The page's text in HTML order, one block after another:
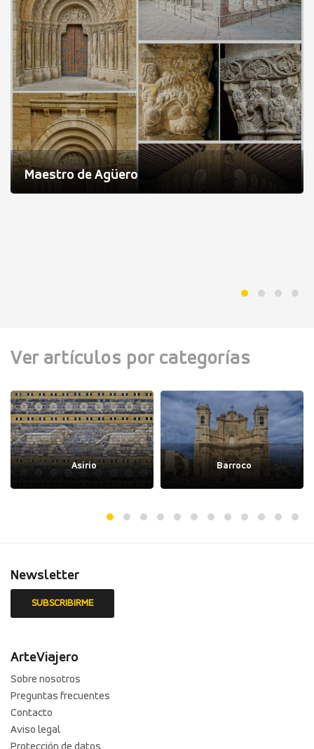
Maestro de Agüero
Ver artículos por categorías
Asirio Barroco
Newsletter
ArteViajero
Sobre nosotros
Preguntas frecuentes
Contacto
Aviso legal